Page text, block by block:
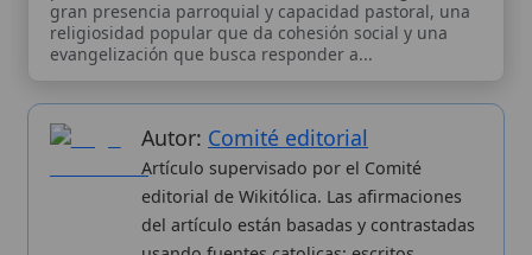
Wikitólica © 2026. Enciclopedia del patrimonio doctrinal,
histórico y litúrgico de la Iglesia Católica. Parte de la red formativa
deCurso Católico,Buscador CatólicoyCustodio Animae. Con
analíticas anónimas. Licencia
CC BY-SA
Carlo Acutis.
Sobre nosotros
Proceso editorial
Publicación seriada
Datos abiertos
Estadísticas
Aviso legal
Política de privacidad
Categorias
Más visitados
Nuevas entradas
Cambios recientes
Aplicaciones
Kit de Prensa
Widgets para tu web